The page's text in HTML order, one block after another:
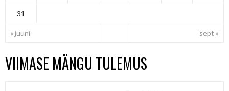
« juuni sept »
31
VIIMASE MÄNGU TULEMUS